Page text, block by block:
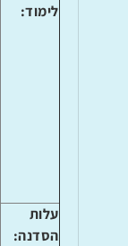
לימוד:
עלות
הסדנה: